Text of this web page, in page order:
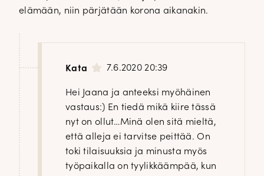
elämään, niin pärjätään korona aikanakin.
Kata 7.6.2020 20:39
Hei Jaana ja anteeksi myöhäinen
vastaus:) En tiedä mikä kiire tässä
nyt on ollut…Minä olen sitä mieltä,
että alleja ei tarvitse peittää. On
toki tilaisuuksia ja minusta myös
työpaikalla on tyylikkäämpää, kun